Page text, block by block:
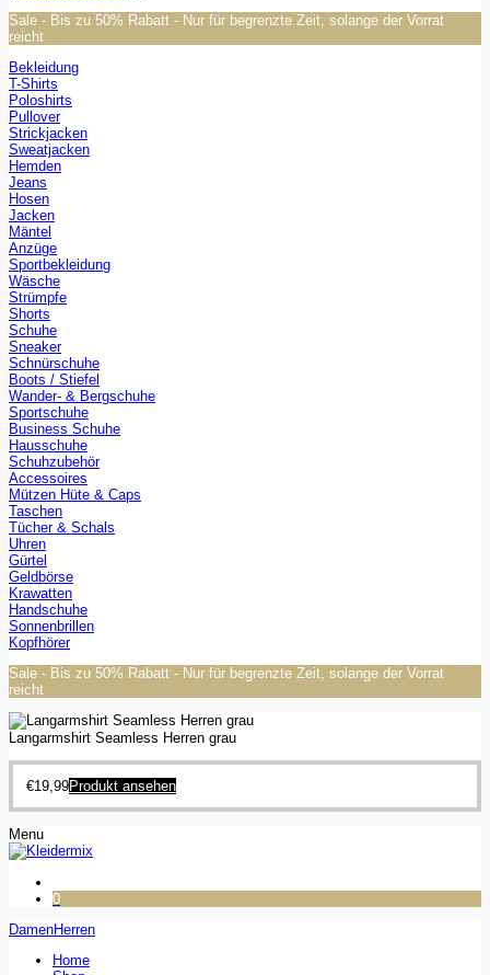
Sale - Bis zu 50% Rabatt - Nur für begrenzte Zeit, solange der Vorrat
reicht
Bekleidung
T-Shirts
Poloshirts
Pullover
Strickjacken
Sweatjacken
Hemden
Jeans
Hosen
Jacken
Mäntel
Anzüge
Sportbekleidung
Wäsche
Strümpfe
Shorts
Schuhe
Sneaker
Schnürschuhe
Boots / Stiefel
Wander- & Bergschuhe
Sportschuhe
Business Schuhe
Hausschuhe
Schuhzubehör
Accessoires
Mützen Hüte & Caps
Taschen
Tücher & Schals
Uhren
Gürtel
Geldbörse
Krawatten
Handschuhe
Sonnenbrillen
Kopfhörer
Sale - Bis zu 50% Rabatt - Nur für begrenzte Zeit, solange der Vorrat
reicht
Langarmshirt Seamless Herren grau
€19,99Produkt ansehen
Menu
0
DamenHerren
Home